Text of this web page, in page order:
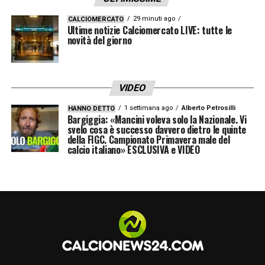
svincolato dopo il mancato rinnovo con
l’Hellas Verona. Un nome d’esperienza che
potrebbe dare stabilità alla retroguardia
calciomercato Pisaè pronto a decollare, in
attesa solo del nuovo timoniere in panchina.
LA PLAYLIST DELLE NOSTRE TOP NEWS
CALCIOMERCATO 29 minuti ago
Ultime notizie Calciomercato LIVE: tutte le
novità del giorno
VIDEO
HANNO DETTO 1 settimana ago Alberto Petrosilli
Bargiggia: «Mancini voleva solo la Nazionale. Vi
svelo cosa è successo davvero dietro le quinte
della FIGC. Campionato Primavera male del
calcio italiano» ESCLUSIVA e VIDEO